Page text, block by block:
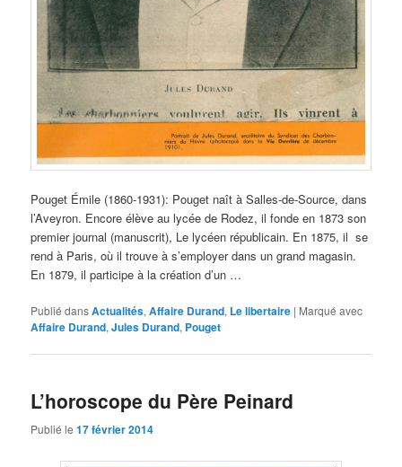
Pouget Émile (1860-1931): Pouget naît à Salles-de-Source, dans
l’Aveyron. Encore élève au lycée de Rodez, il fonde en 1873 son
premier journal (manuscrit), Le lycéen républicain. En 1875, il se
rend à Paris, où il trouve à s’employer dans un grand magasin.
En 1879, il participe à la création d’un …
Publié dansActualités,Affaire Durand, Le libertaire | Marqué avec
Affaire Durand,Jules Durand, Pouget
L’horoscope du Père Peinard
Publié le17 février 2014